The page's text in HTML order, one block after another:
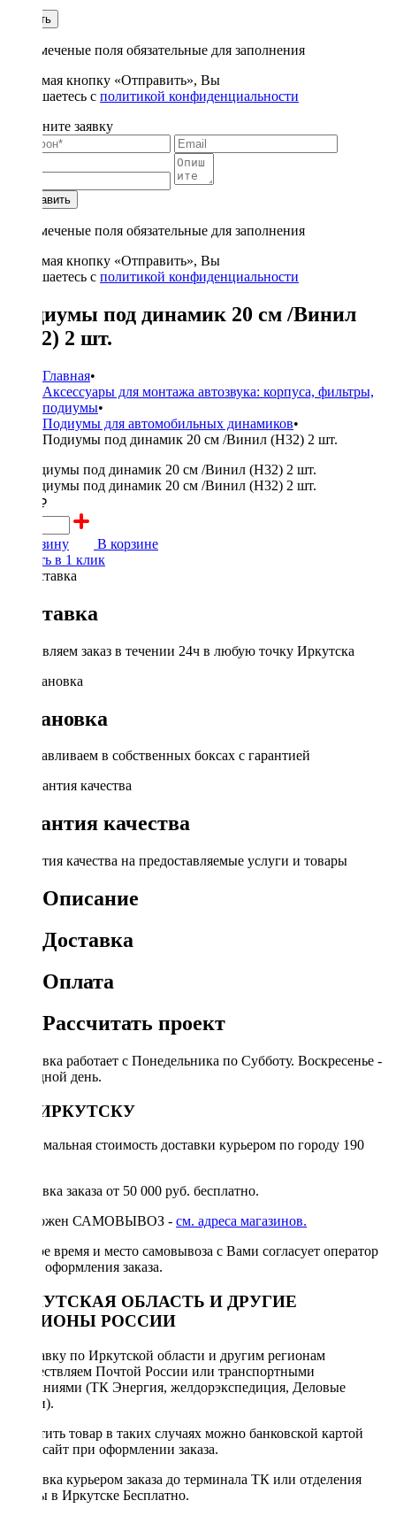
Купить
* - отмеченые поля обязательные для заполнения
Нажимая кнопку «Отправить», Вы
соглашаетесь с политикой конфиденциальности
Заполните заявку
Отправить
* - отмеченые поля обязательные для заполнения
Нажимая кнопку «Отправить», Вы
соглашаетесь с политикой конфиденциальности
Подиумы под динамик 20 см /Винил
(Н32) 2 шт.
Главная•
Аксессуары для монтажа автозвука: корпуса, фильтры,
подиумы•
Подиумы для автомобильных динамиков•
Подиумы под динамик 20 см /Винил (Н32) 2 шт.
1000 ₽
В корзину
В корзине
Купить в 1 клик
Доставка
Доставляем заказ в течении 24ч в любую точку Иркутска
Установка
Устанавливаем в собственных боксах с гарантией
Гарантия качества
Гарантия качества на предоставляемые услуги и товары
Описание
Доставка
Оплата
Рассчитать проект
Доставка работает с Понедельника по Субботу. Воскресенье -
выходной день.
ПО ИРКУТСКУ
Минимальная стоимость доставки курьером по городу 190
Доставка заказа от 50 000 руб. бесплатно.
Возможен САМОВЫВОЗ - см. адреса магазинов.
Точное время и место самовывоза с Вами согласует оператор
после оформления заказа.
ИРКУТСКАЯ ОБЛАСТЬ И ДРУГИЕ
РЕГИОНЫ РОССИИ
Отправку по Иркутской области и другим регионам
осуществляем Почтой России или транспортными
компаниями (ТК Энергия, желдорэкспедиция, Деловые
линии).
Оплатить товар в таких случаях можно банковской картой
через сайт при оформлении заказа.
Доставка курьером заказа до терминала ТК или отделения
Почты в Иркутске Бесплатно.